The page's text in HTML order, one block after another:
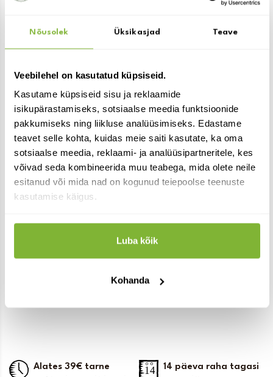
Nõusolek Üksikasjad Teave
Veebilehel on kasutatud küpsiseid.
Kasutame küpsiseid sisu ja reklaamide
isikupärastamiseks, sotsiaalse meedia funktsioonide
pakkumiseks ning liikluse analüüsimiseks. Edastame
teavet selle kohta, kuidas meie saiti kasutate, ka oma
sotsiaalse meedia, reklaami- ja analüüsipartneritele, kes
võivad seda kombineerida muu teabega, mida olete neile
esitanud või mida nad on kogunud teiepoolse teenuste
kasutamise käigus.
Luba kõik
Kohanda
Sulle võib ka huvi pakkuda:
Käärimisnõu 30 l ( Rootsi)
Alates 39€ tarne
14 päeva raha tagasi